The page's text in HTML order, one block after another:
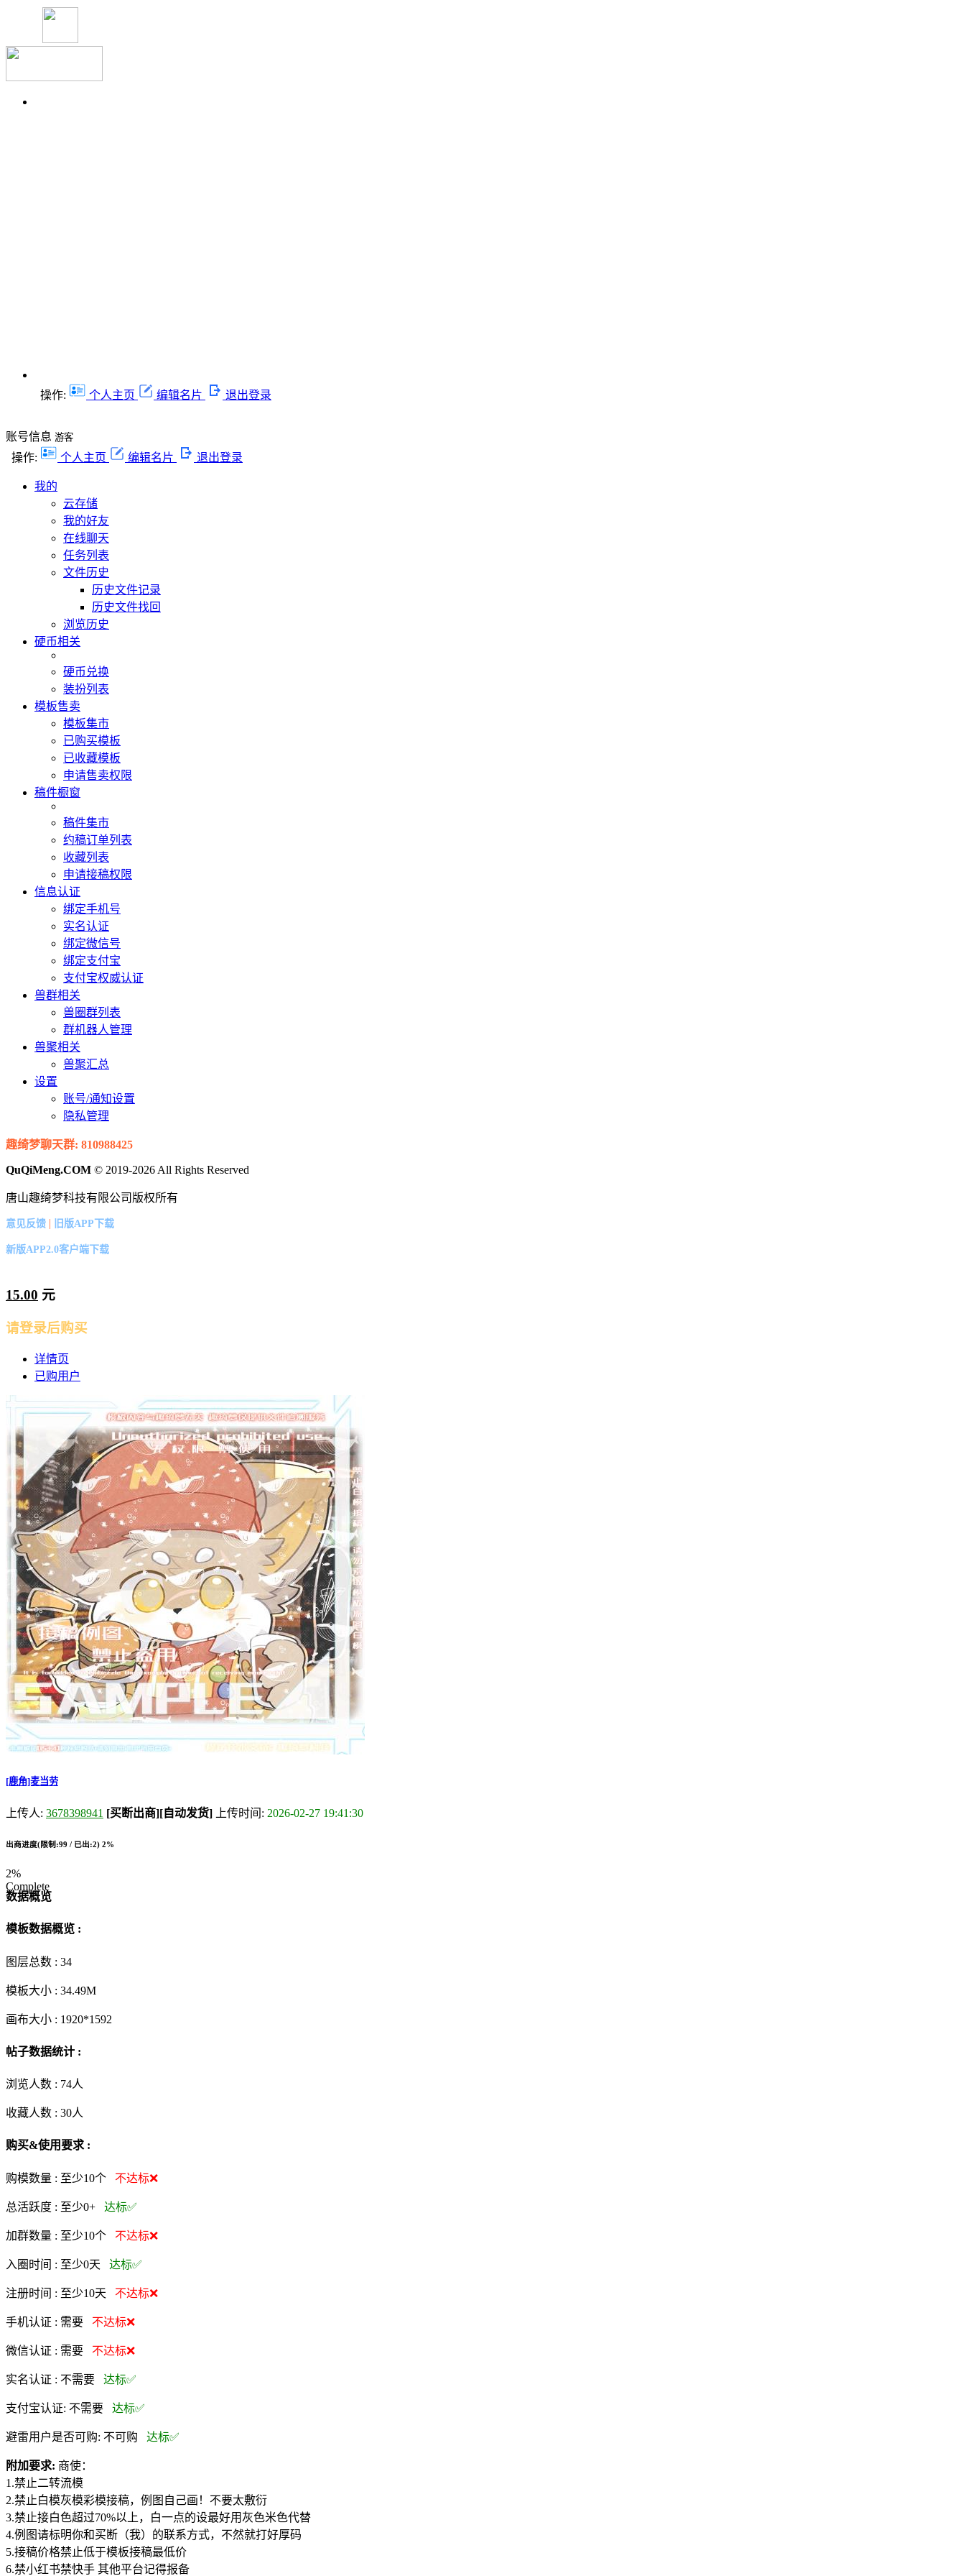
操作: 个人主页 编辑名片 退出登录
账号信息 游客
操作: 个人主页 编辑名片 退出登录
我的
云存储
我的好友
在线聊天
任务列表
文件历史
历史文件记录
历史文件找回
浏览历史
硬币相关
硬币兑换
装扮列表
模板售卖
模板集市
已购买模板
已收藏模板
申请售卖权限
稿件橱窗
稿件集市
约稿订单列表
收藏列表
申请接稿权限
信息认证
绑定手机号
实名认证
绑定微信号
绑定支付宝
支付宝权威认证
兽群相关
兽圈群列表
群机器人管理
兽聚相关
兽聚汇总
设置
账号/通知设置
隐私管理
趣绮梦聊天群: 810988425
QuQiMeng.COM © 2019-2026 All Rights Reserved
唐山趣绮梦科技有限公司版权所有
意见反馈 | 旧版APP下载
新版APP2.0客户端下载
15.00 元
请登录后购买
详情页
已购用户
[鹿角]麦当劳
上传人: 3678398941 [买断出商][自动发货] 上传时间: 2026-02-27 19:41:30
出商进度(限制:99 / 已出:2) 2%
2%
Complete
数据概览
模板数据概览 :
图层总数 : 34
模板大小 : 34.49M
画布大小 : 1920*1592
帖子数据统计 :
浏览人数 : 74人
收藏人数 : 30人
购买&使用要求 :
购模数量 : 至少10个 不达标❌
总活跃度 : 至少0+ 达标✅
加群数量 : 至少10个 不达标❌
入圈时间 : 至少0天 达标✅
注册时间 : 至少10天 不达标❌
手机认证 : 需要 不达标❌
微信认证 : 需要 不达标❌
实名认证 : 不需要 达标✅
支付宝认证: 不需要 达标✅
避雷用户是否可购: 不可购 达标✅
附加要求: 商使：
1.禁止二转流模
2.禁止白模灰模彩模接稿，例图自己画！不要太敷衍
3.禁止接白色超过70%以上，白一点的设最好用灰色米色代替
4.例图请标明你和买断（我）的联系方式，不然就打好厚码
5.接稿价格禁止低于模板接稿最低价
6.禁小红书禁快手 其他平台记得报备